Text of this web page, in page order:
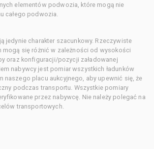
elementów podwozia, które mogą nie
całego podwozia.
jedynie charakter szacunkowy. Rzeczywiste
mogą się różnić w zależności od wysokości
oraz konfiguracji/pozycji załadowanej
nabywcy jest pomiar wszystkich ładunków
naszego placu aukcyjnego, aby upewnić się, że
podczas transportu. Wszystkie pomiary
przez nabywcę. Nie należy polegać na
transportowych.